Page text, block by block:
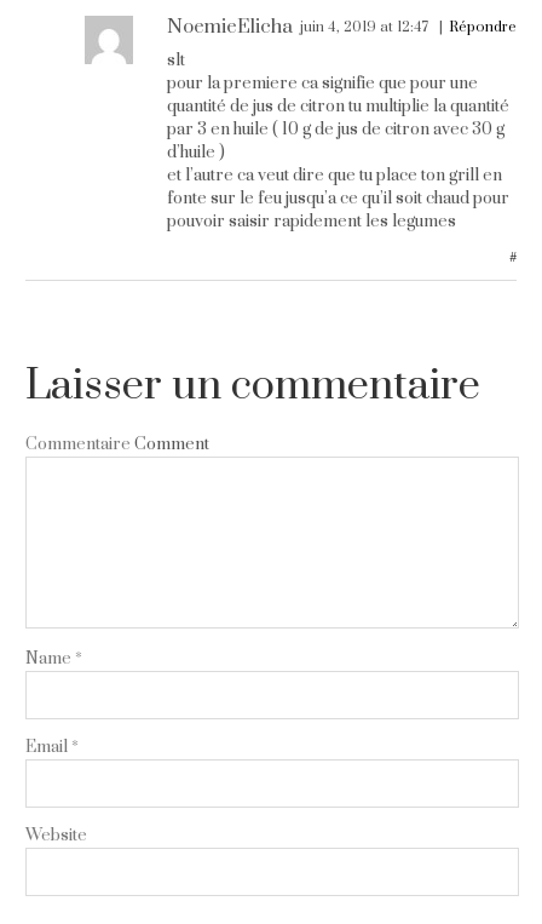
NoemieElicha Répondre
juin 4, 2019 at 12:47
slt
pour la premiere ca signifie que pour une
quantité de jus de citron tu multiplie la quantité
par 3 en huile ( 10 g de jus de citron avec 30 g
d’huile )
et l’autre ca veut dire que tu place ton grill en
fonte sur le feu jusqu’a ce qu’il soit chaud pour
pouvoir saisir rapidement les legumes
#
Laisser un commentaire
Commentaire Comment
Name *
Email *
Website